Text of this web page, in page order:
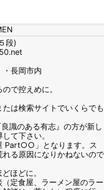
段)
・長岡市内
で控えめに。
たは検索サイトでいくらでも
識のある有志』の方が新し
て下さい。
Part○○」となります。ス
る原因になりかねないので
ほどに。
定食屋、ラーメン屋のラー